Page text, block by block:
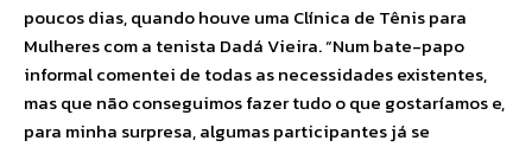
poucos dias, quando houve uma Clínica de Tênis para
Mulheres com a tenista Dadá Vieira. “Num bate-papo
informal comentei de todas as necessidades existentes,
mas que não conseguimos fazer tudo o que gostaríamos e,
para minha surpresa, algumas participantes já se